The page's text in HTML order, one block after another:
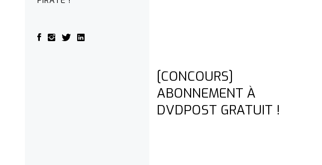
[CONCOURS]
ABONNEMENT À
DVDPOST GRATUIT !